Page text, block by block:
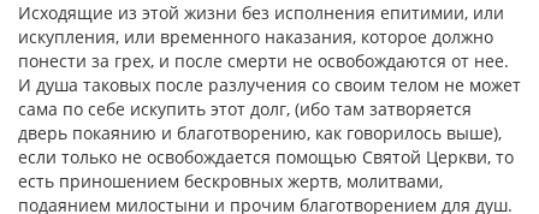
Исходящие из этой жизни без исполнения епитимии, или
искупления, или временного наказания, которое должно
понести за грех, и после смерти не освобождаются от нее.
И душа таковых после разлучения со своим телом не может
сама по себе искупить этот долг, (ибо там затворяется
дверь покаянию и благотворению, как говорилось выше),
если только не освобождается помощью Святой Церкви, то
есть приношением бескровных жертв, молитвами,
подаянием милостыни и прочим благотворением для душ.